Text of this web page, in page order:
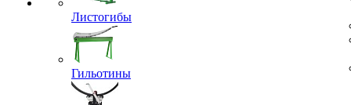
Листогибы
Гильотины